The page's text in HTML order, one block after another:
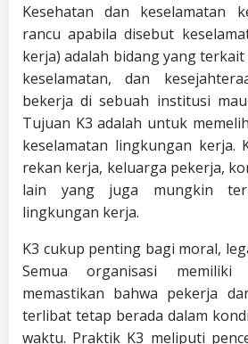
Kesehatan dan keselamatan
rancu apabila disebut
kerja) adalah bidang yang
keselamatan, dan
bekerja di sebuah institusi
Tujuan K3 adalah untuk
keselamatan lingkungan kerja.
rekan kerja, keluarga pekerja,
lain yang juga mungkin
lingkungan kerja.
K3 cukup penting bagi moral,
Semua organisasi memiliki
memastikan bahwa pekerja
terlibat tetap berada dalam
waktu. Praktik K3 meliputi